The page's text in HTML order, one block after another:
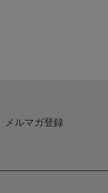
メルマガ登録